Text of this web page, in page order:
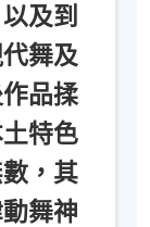
及到
舞及
品揉
特色
，其
舞神